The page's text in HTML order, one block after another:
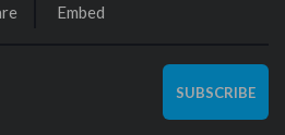
Embed
SUBSCRIBE